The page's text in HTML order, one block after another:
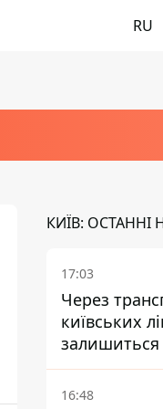
RU
КИЇВ: ОСТАННІ
17:03
Через
київських
залишиться
санітарок -
Голубовська
16:48